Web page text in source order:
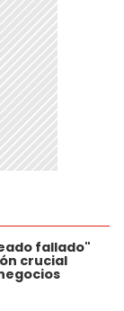
fallado"
crucial